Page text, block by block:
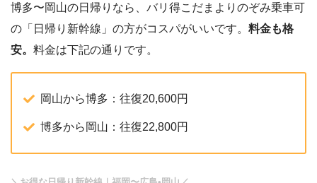
博多〜岡山の日帰りなら、バリ得こだまよりのぞみ乗車可
の「日帰り新幹線」の方がコスパがいいです。 料金も格
安。 料金は下記の通りです。
岡山から博多：往復20,600円
博多から岡山：往復22,800円